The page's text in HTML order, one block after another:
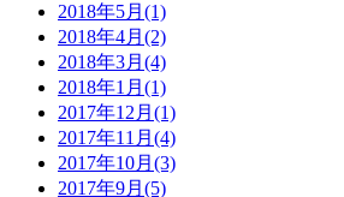
2018年5月(1)
2018年4月(2)
2018年3月(4)
2018年1月(1)
2017年12月(1)
2017年11月(4)
2017年10月(3)
2017年9月(5)